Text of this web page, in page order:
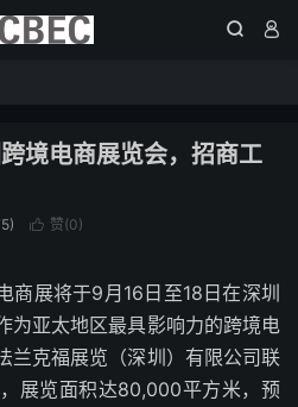
 
境电商展览会，招商工
 赞(0)
商展将于9月16日至18日在深圳
为亚太地区最具影响力的跨境电
兰克福展览（深圳）有限公司联
展览面积达80,000平方米，预